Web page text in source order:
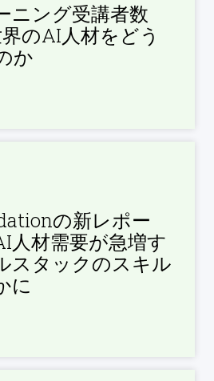
ニング受講者数
のAI人材をどう
か
の新レポー
人材需要が急増す
スタックのスキル
に